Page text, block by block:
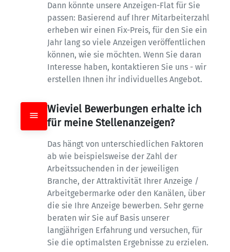
Dann könnte unsere Anzeigen-Flat für Sie
passen: Basierend auf Ihrer Mitarbeiterzahl
erheben wir einen Fix-Preis, für den Sie ein
Jahr lang so viele Anzeigen veröffentlichen
können, wie sie möchten. Wenn Sie daran
Interesse haben, kontaktieren Sie uns - wir
erstellen Ihnen ihr individuelles Angebot.
Wieviel Bewerbungen erhalte ich
für meine Stellenanzeigen?
Das hängt von unterschiedlichen Faktoren
ab wie beispielsweise der Zahl der
Arbeitssuchenden in der jeweiligen
Branche, der Attraktivität Ihrer Anzeige /
Arbeitgebermarke oder den Kanälen, über
die sie Ihre Anzeige bewerben. Sehr gerne
beraten wir Sie auf Basis unserer
langjährigen Erfahrung und versuchen, für
Sie die optimalsten Ergebnisse zu erzielen.